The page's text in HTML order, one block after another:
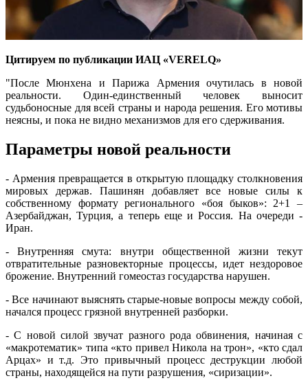
Цитируем по публикации ИАЦ «VERELQ»
"После Мюнхена и Парижа Армения очутилась в новой
реальности. Один-единственный человек выносит
судьбоносные для всей страны и народа решения. Его мотивы
неясны, и пока не видно механизмов для его сдерживания.
Параметры новой реальности
- Армения превращается в открытую площадку столкновения
мировых держав. Пашинян добавляет все новые силы к
собственному формату регионального «боя быков»: 2+1 –
Азербайджан, Турция, а теперь еще и Россия. На очереди -
Иран.
- Внутренняя смута: внутри общественной жизни текут
отвратительные разновекторные процессы, идет нездоровое
брожение. Внутренний гомеостаз государства нарушен.
- Все начинают выяснять старые-новые вопросы между собой,
начался процесс грязной внутренней разборки.
- С новой силой звучат разного рода обвинения, начиная с
«макротематик» типа «кто привел Никола на трон», «кто сдал
Арцах» и т.д. Это привычный процесс деструкции любой
страны, находящейся на пути разрушения, «сиризации».